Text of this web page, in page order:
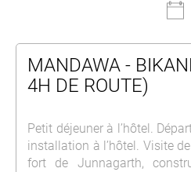
MANDAWA -
4H DE ROUTE)
Petit déjeuner à l’hôtel.
installation à l’hôtel. Visite
fort de Junnagarth,